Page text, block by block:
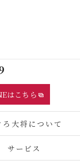
はこちら
ろ大将について
サービス